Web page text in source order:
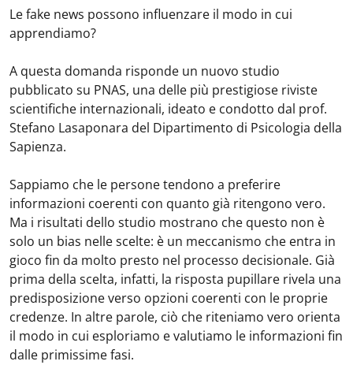
Le fake news possono influenzare il modo in cui
apprendiamo?
A questa domanda risponde un nuovo studio
pubblicato su PNAS, una delle più prestigiose riviste
scientifiche internazionali, ideato e condotto dal prof.
Stefano Lasaponara del Dipartimento di Psicologia della
Sapienza.
Sappiamo che le persone tendono a preferire
informazioni coerenti con quanto già ritengono vero.
Ma i risultati dello studio mostrano che questo non è
solo un bias nelle scelte: è un meccanismo che entra in
gioco fin da molto presto nel processo decisionale. Già
prima della scelta, infatti, la risposta pupillare rivela una
predisposizione verso opzioni coerenti con le proprie
credenze. In altre parole, ciò che riteniamo vero orienta
il modo in cui esploriamo e valutiamo le informazioni fin
dalle primissime fasi.